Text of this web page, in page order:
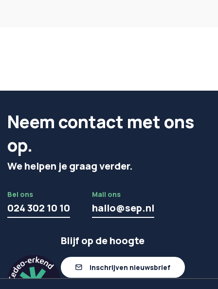
Neem contact met ons
op.
We helpen je graag verder.
Bel ons
024 302 10 10
Mail ons
hallo@sep.nl
Blijf op de hoogte
Inschrijven nieuwsbrief